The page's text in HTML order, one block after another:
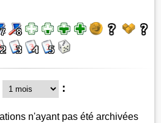
:
n'ayant pas été archivées